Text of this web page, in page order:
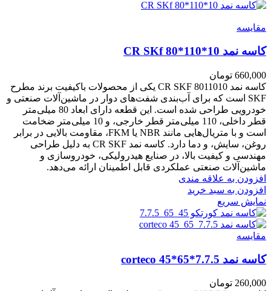
مقايسه
کاسه نمد CR SKf 80*110*10
660,000 تومان
کاسه نمد CR SKF 8011010 یکی از محصولات باکیفیت برند مطرح
SKF است که برای آب‌بندی شفت‌های دوار در ماشین‌آلات صنعتی و
خودرویی طراحی شده است. این قطعه دارای ابعاد 80 میلی‌متر
قطر داخلی، 110 میلی‌متر قطر خارجی، و 10 میلی‌متر ضخامت
است و با متریال‌هایی مانند NBR یا FKM، مقاومت بالایی در برابر
روغن، سایش، و دما دارد. کاسه نمد CR SKF به دلیل طراحی
مهندسی و کیفیت بالا، در صنایع هیدرولیکی، خودروسازی و
ماشین‌آلات صنعتی عملکردی قابل اطمینان ارائه می‌دهد.
افزودن به علاقه مندی
افزودن به سبد خرید
نمایش سریع
مقايسه
کاسه نمد corteco 45*65*7.7.5
260,000 تومان